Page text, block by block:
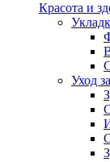
Красота и
Уход